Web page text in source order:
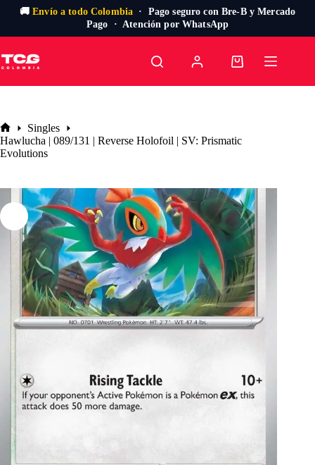
🚚Envío a todo Colombia · Pago seguro con Bre-B y Mercado
Pago · Atención por WhatsApp
al
contenido
Carro
Inicio
Singles
Hawlucha | 089/131 | Reverse Holofoil | SV: Prismatic
Evolutions